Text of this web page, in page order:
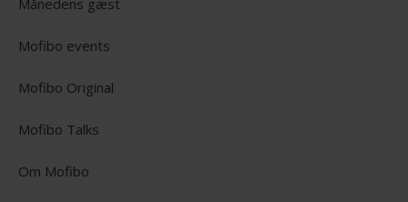
Mofibo events
Mofibo Original
Mofibo Talks
Om Mofibo